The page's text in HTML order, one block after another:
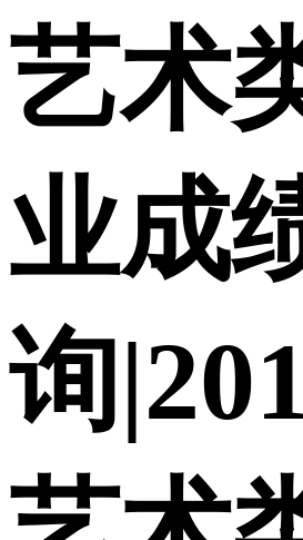
艺术
业成
询